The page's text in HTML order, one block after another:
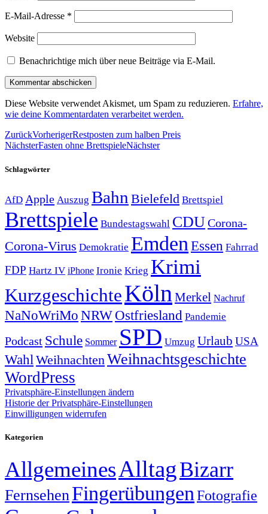
E-Mail-Adresse *
Website
Benachrichtige mich über neue Beiträge via E-Mail.
Diese Website verwendet Akismet, um Spam zu reduzieren. Erfahre,
wie deine Kommentardaten verarbeitet werden.
ZurückVorherigerRestposten zum halben Preis
NächsterFasten ohne BrettspieleNächster
Schlagwörter
AfD Apple Auszug Bahn Bielefeld Brettspiel
Brettspiele Bundestagswahl CDUCorona-
Corona-Virus Demokratie Emden Essen Fahrrad
FDP Hartz IV iPhone Ironie Krieg Krimi
KurzgeschichteKöln Merkel Nachruf
NaNoWriMo NRWOstfriesland Pandemie
Podcast Schule Sommer SPD Umzug Urlaub USA
Wahl Weihnachten Weihnachtsgeschichte
WordPress
Privatsphäre-Einstellungen ändern
Historie der Privatsphäre-Einstellungen
Einwilligungen widerrufen
Kategorien
AllgemeinesAlltagBizarr
FernsehenFingerübungen Fotografie